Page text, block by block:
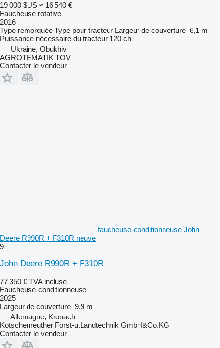
19 000 $US ≈ 16 540 €
Faucheuse rotative
2016
Type remorquée Type pour tracteur Largeur de couverture 6,1 m
Puissance nécessaire du tracteur 120 ch
Ukraine, Obukhiv
AGROTEMATIK TOV
Contacter le vendeur
faucheuse-conditionneuse John
Deere R990R + F310R neuve
9
John Deere R990R + F310R
77 350 € TVA incluse
Faucheuse-conditionneuse
2025
Largeur de couverture 9,9 m
Allemagne, Kronach
Kotschenreuther Forst-u.Landtechnik GmbH&Co.KG
Contacter le vendeur